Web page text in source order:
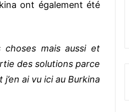
ont également été
choses mais aussi et
des solutions parce
ai vu ici au Burkina